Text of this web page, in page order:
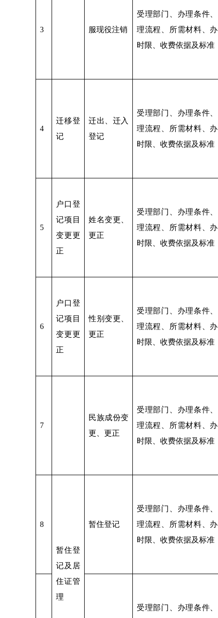
3 服现役注销
受理部门、办理条件
理流程、所需材料、
时限、收费依据及标准
4
迁移登
记
迁出、迁入
登记
受理部门、办理条件
理流程、所需材料、
时限、收费依据及标准
5
户口登
记项目
变更更
正
姓名变更、
更正
受理部门、办理条件
理流程、所需材料、
时限、收费依据及标准
6
户口登
记项目
变更更
正
性别变更、
更正
受理部门、办理条件
理流程、所需材料、
时限、收费依据及标准
7
民族成份变
更、更正
受理部门、办理条件
理流程、所需材料、
时限、收费依据及标准
8
暂住登
记及居
住证管
理
暂住登记
受理部门、办理条件
理流程、所需材料、
时限、收费依据及标准
受理部门、办理条件